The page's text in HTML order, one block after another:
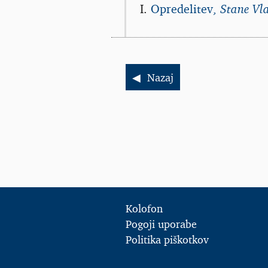
Opredelitev, Stane
Nazaj
Kolofon
Pogoji uporabe
Politika piškotkov